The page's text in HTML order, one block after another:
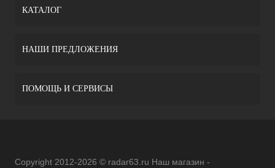
КАТАЛОГ
НАШИ ПРЕДЛОЖЕНИЯ
ПОМОЩЬ И СЕРВИСЫ
Copyright 2012-2026 © radar63.ru Наш магазин -